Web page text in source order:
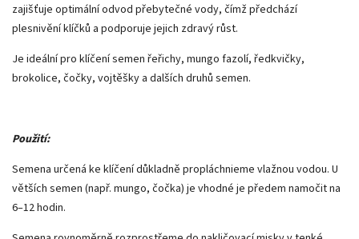
zajišťuje optimální odvod přebytečné vody, čímž předchází
plesnivění klíčků a podporuje jejich zdravý růst.
Je ideální pro klíčení semen řeřichy, mungo fazolí, ředkvičky,
brokolice, čočky, vojtěšky a dalších druhů semen.
Použití:
Semena určená ke klíčení důkladně propláchnieme vlažnou vodou. U
větších semen (např. mungo, čočka) je vhodné je předem namočit na
6–12 hodin.